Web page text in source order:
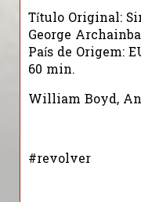
Título Original:
George
País de Origem:
60 min.
William Boyd,
#revolver